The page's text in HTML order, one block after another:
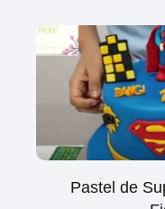
Pastel de